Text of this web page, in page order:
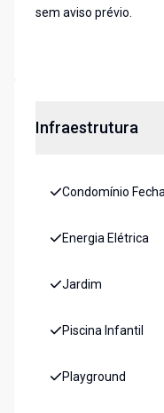
sem aviso prévio.
Infraestrutura
Condomínio
Energia Elétrica
Jardim
Piscina Infantil
Playground